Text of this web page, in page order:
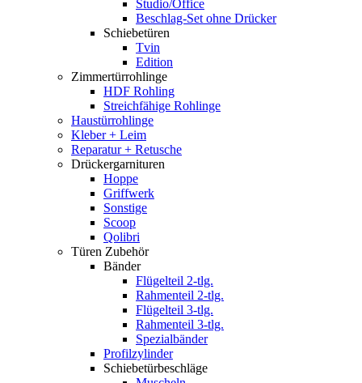
Studio/Office
Beschlag-Set ohne Drücker
Schiebetüren
Tvin
Edition
Zimmertürrohlinge
HDF Rohling
Streichfähige Rohlinge
Haustürrohlinge
Kleber + Leim
Reparatur + Retusche
Drückergarnituren
Hoppe
Griffwerk
Sonstige
Scoop
Qolibri
Türen Zubehör
Bänder
Flügelteil 2-tlg.
Rahmenteil 2-tlg.
Flügelteil 3-tlg.
Rahmenteil 3-tlg.
Spezialbänder
Profilzylinder
Schiebetürbeschläge